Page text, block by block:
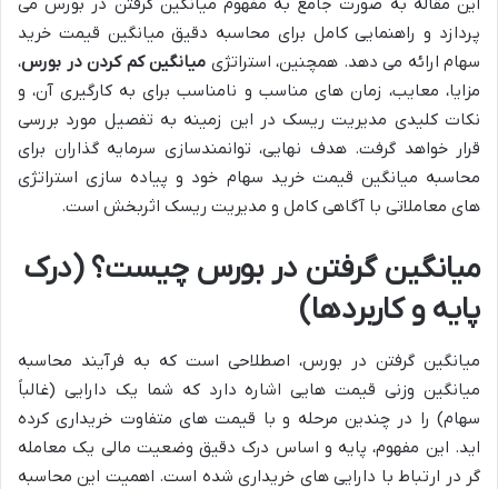
این مقاله به صورت جامع به مفهوم میانگین گرفتن در بورس می
پردازد و راهنمایی کامل برای محاسبه دقیق میانگین قیمت خرید
سهام ارائه می دهد. همچنین، استراتژی میانگین کم کردن در بورس،
مزایا، معایب، زمان های مناسب و نامناسب برای به کارگیری آن، و
نکات کلیدی مدیریت ریسک در این زمینه به تفصیل مورد بررسی
قرار خواهد گرفت. هدف نهایی، توانمندسازی سرمایه گذاران برای
محاسبه میانگین قیمت خرید سهام خود و پیاده سازی استراتژی
های معاملاتی با آگاهی کامل و مدیریت ریسک اثربخش است.
میانگین گرفتن در بورس چیست؟ (درک
پایه و کاربردها)
میانگین گرفتن در بورس، اصطلاحی است که به فرآیند محاسبه
میانگین وزنی قیمت هایی اشاره دارد که شما یک دارایی (غالباً
سهام) را در چندین مرحله و با قیمت های متفاوت خریداری کرده
اید. این مفهوم، پایه و اساس درک دقیق وضعیت مالی یک معامله
گر در ارتباط با دارایی های خریداری شده است. اهمیت این محاسبه